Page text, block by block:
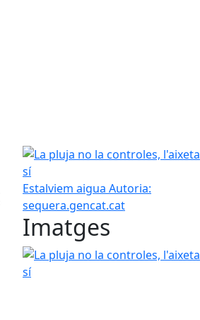
La pluja no la controles, l'aixeta sí
Estalviem aigua Autoria:
sequera.gencat.cat
Imatges
La pluja no la controles, l'aixeta sí